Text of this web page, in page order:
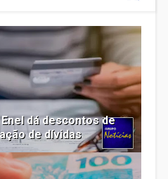
dá descontos de
de dívidas